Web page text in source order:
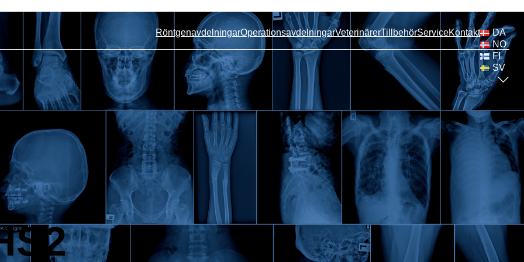
RöntgenavdelningarOperationsavdelningarVeterinärerTillbehörServiceKontakt DA
SV
NO
FI